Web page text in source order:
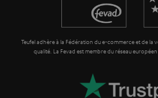
i
Teufel adhère à la Fédération du e-commerce et de la
qualité. La Fevad est membre du réseau